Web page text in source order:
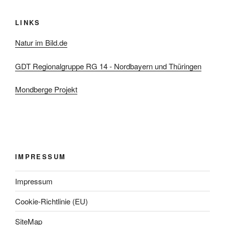
LINKS
Natur im Bild.de
GDT Regionalgruppe RG 14 - Nordbayern und Thüringen
Mondberge Projekt
IMPRESSUM
Impressum
Cookie-Richtlinie (EU)
SiteMap